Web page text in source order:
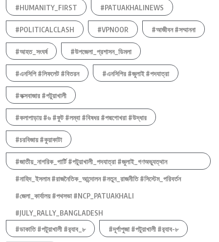
#HUMANITY_FIRST #PATUAKHALINEWS
#POLITICALCLASH #VPNOOR #আজীবন #সম্মাননা
#আহত_সংঘর্ষ #উপজেলা_প্রশাসন_ডিমলা
#এনসিপি #লিফলেট #বিতরন #এনসিপির #জুলাই #পদযাত্রা
#কক্সবাজার #পটুয়াখালী
#কলাপাড়ায় #৬ #ফুট #লম্বা #বিষধর #পদ্মগোখরা #উদ্ধার
#চরবিজায় #কুয়াকাটা
#জাতীয়_নাগরিক_পার্টি #পটুয়াখালী_পদযাত্রা #জুলাই_গণঅভ্যুত্থান
#নাহিদ_ইসলাম #রাজনৈতিক_আন্দোলন #নতুন_রাজনীতি #সিস্টেম_পরিবর্তন
#জেলা_কার্যালয় #পথসভা #NCP_PATUAKHALI
#JULY_RALLY_BANGLADESH
#ডাকাতি #পটুয়াখালী #র‍্যাব_৮
#দূর্গাপুজা #পটুয়াখালী #র‍্যাব-৮